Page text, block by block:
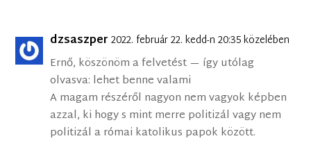
dzsaszper 2022. február 22. kedd-n 20:35 közelében
Ernő, köszönöm a felvetést — így utólag
olvasva: lehet benne valami
A magam részéről nagyon nem vagyok képben
azzal, ki hogy s mint merre politizál vagy nem
politizál a római katolikus papok között.